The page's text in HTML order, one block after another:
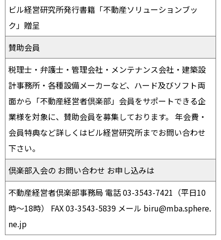
ビル経営研究所発行書籍「不動産ソリューションブッ
ク」贈呈
賛助会員
税理士・弁護士・管理会社・メンテナンス会社・建築設
計事務所・各種設備メーカーなど、ハード及びソフト両
面から「不動産経営者倶楽部」会員をサポートできる企
業様を対象に、賛助会員を募集しております。 年会費・
会員特典など詳しくはビル経営研究所までお問い合わせ
下さい。
倶楽部入会の お問い合わせ お申し込みは
不動産経営者倶楽部事務局 電話 03-3543-7421（平日10
時〜18時） FAX 03-3543-5839 メール biru@mba.sphere.
ne.jp